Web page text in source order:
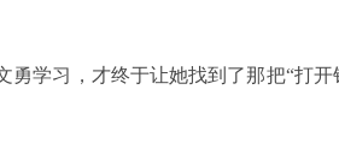
勇学习，才终于让她找到了那把“打开